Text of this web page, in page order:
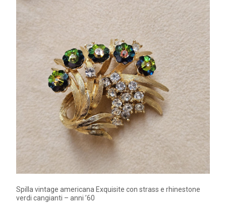
Spilla vintage americana Exquisite con strass e rhinestone
verdi cangianti – anni ’60